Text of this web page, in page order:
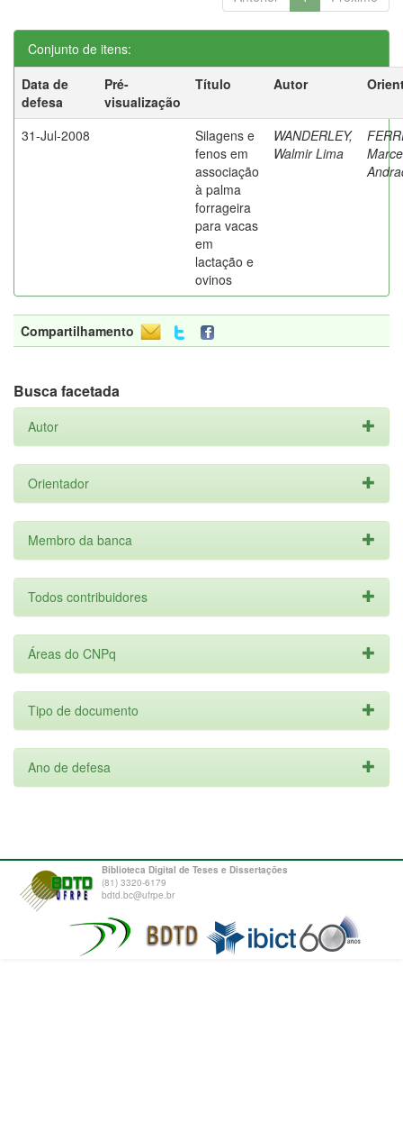
Conjunto de itens:
Data de
defesa
Pré-
visualização
Título Autor
31-Jul-2008
Silagens e
fenos em
associação
à palma
forrageira
para vacas
em
lactação e
ovinos
WANDERLEY,
Walmir Lima
Compartilhamento
Busca facetada
Autor
Orientador
Membro da banca
Todos contribuidores
Áreas do CNPq
Tipo de documento
Ano de defesa
Biblioteca Digital de Teses e Dissertações
(81) 3320-6179
bdtd.bc@ufrpe.br